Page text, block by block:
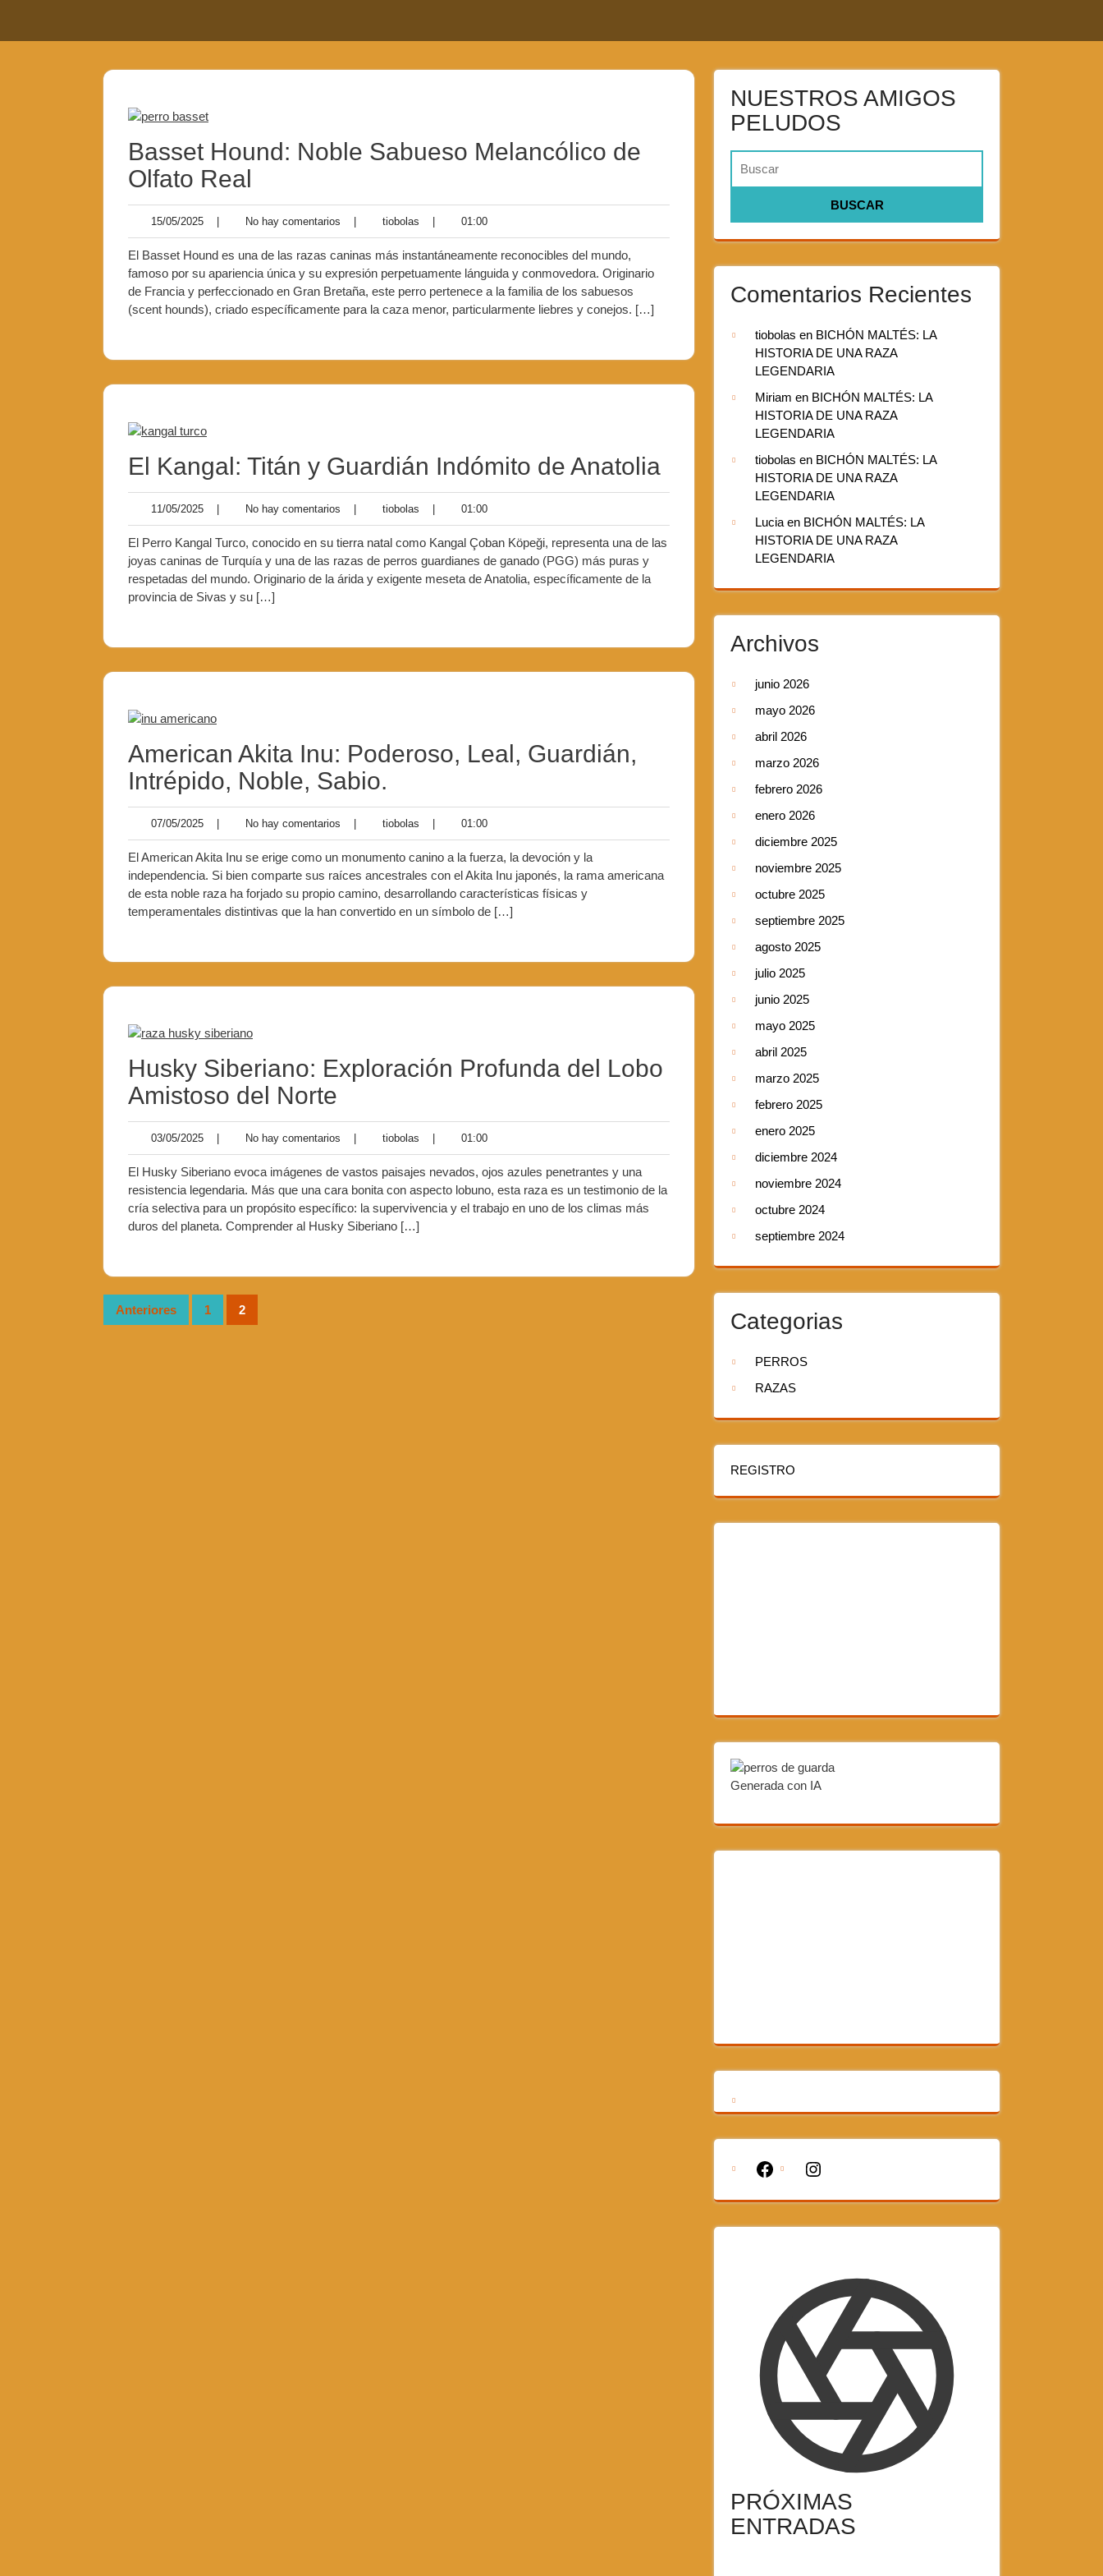
Basset Hound: Noble Sabueso Melancólico de
Olfato Real
15/05/202515/05/2025No hay comentarios
hay
comentarios
tiobolas tiobolas 01:0001:00
El Basset Hound es una de las razas caninas más instantáneamente reconocibles del mundo,
famoso por su apariencia única y su expresión perpetuamente lánguida y conmovedora. Originario
de Francia y perfeccionado en Gran Bretaña, este perro pertenece a la familia de los sabuesos
(scent hounds), criado específicamente para la caza menor, particularmente liebres y conejos. […]
El Kangal: Titán y Guardián Indómito de Anatolia
11/05/202511/05/2025No hay comentarios
hay
comentarios
tiobolas tiobolas 01:0001:00
El Perro Kangal Turco, conocido en su tierra natal como Kangal Çoban Köpeği, representa una de las
joyas caninas de Turquía y una de las razas de perros guardianes de ganado (PGG) más puras y
respetadas del mundo. Originario de la árida y exigente meseta de Anatolia, específicamente de la
provincia de Sivas y su […]
American Akita Inu: Poderoso, Leal, Guardián,
Intrépido, Noble, Sabio.
07/05/202507/05/2025No hay comentarios
hay
comentarios
tiobolas tiobolas 01:0001:00
El American Akita Inu se erige como un monumento canino a la fuerza, la devoción y la
independencia. Si bien comparte sus raíces ancestrales con el Akita Inu japonés, la rama americana
de esta noble raza ha forjado su propio camino, desarrollando características físicas y
temperamentales distintivas que la han convertido en un símbolo de […]
Husky Siberiano: Exploración Profunda del Lobo
Amistoso del Norte
03/05/202503/05/2025No hay comentarios
hay
comentarios
tiobolas tiobolas 01:0001:00
El Husky Siberiano evoca imágenes de vastos paisajes nevados, ojos azules penetrantes y una
resistencia legendaria. Más que una cara bonita con aspecto lobuno, esta raza es un testimonio de la
cría selectiva para un propósito específico: la supervivencia y el trabajo en uno de los climas más
duros del planeta. Comprender al Husky Siberiano […]
Paginación
Anteriores 1 2
NUESTROS AMIGOS
PELUDOS
Comentarios Recientes
tiobolas en BICHÓN MALTÉS: LA
HISTORIA DE UNA RAZA
LEGENDARIA
Miriam en BICHÓN MALTÉS: LA
HISTORIA DE UNA RAZA
LEGENDARIA
tiobolas en BICHÓN MALTÉS: LA
HISTORIA DE UNA RAZA
LEGENDARIA
Lucia en BICHÓN MALTÉS: LA
HISTORIA DE UNA RAZA
LEGENDARIA
Archivos
junio 2026
mayo 2026
abril 2026
marzo 2026
febrero 2026
enero 2026
diciembre 2025
noviembre 2025
octubre 2025
septiembre 2025
agosto 2025
julio 2025
junio 2025
mayo 2025
abril 2025
marzo 2025
febrero 2025
enero 2025
diciembre 2024
noviembre 2024
octubre 2024
septiembre 2024
Categorias
PERROS
RAZAS
REGISTRO
Generada con IA
FacebookInstagram
PRÓXIMAS
ENTRADAS